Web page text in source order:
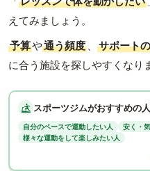
えてみましょう。
予算や通う頻度 、 サポート
に合う施設を探しやすくなり
スポーツジムがおすすめの人
自分のペースで運動したい人
安く・
様々な運動をして楽しみたい人